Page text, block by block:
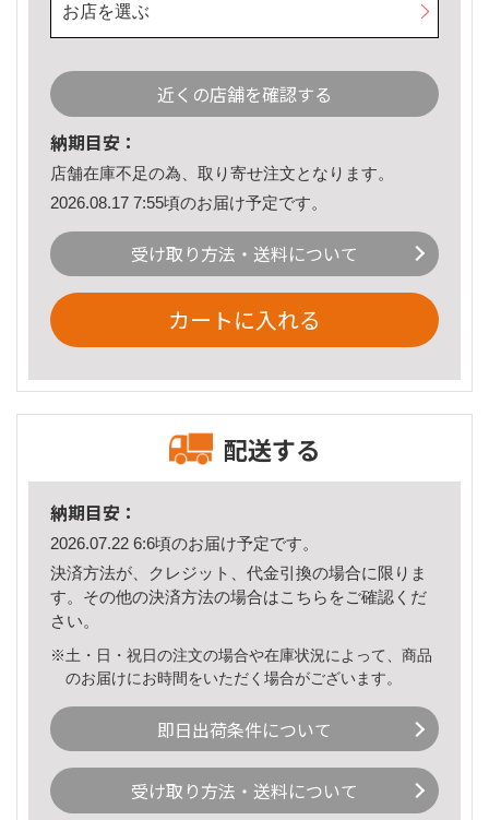
お店を選ぶ
近くの店舗を確認する
納期目安：
店舗在庫不足の為、取り寄せ注文となります。
2026.08.17 7:55頃のお届け予定です。
受け取り方法・送料について
カートに入れる
配送する
納期目安：
2026.07.22 6:6頃のお届け予定です。
決済方法が、クレジット、代金引換の場合に限りま
す。その他の決済方法の場合はこちら をご確認くだ
さい。
※土・日・祝日の注文の場合や在庫状況によって、商品
のお届けにお時間をいただく場合がございます。
即日出荷条件について
受け取り方法・送料について